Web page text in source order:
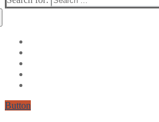
Button